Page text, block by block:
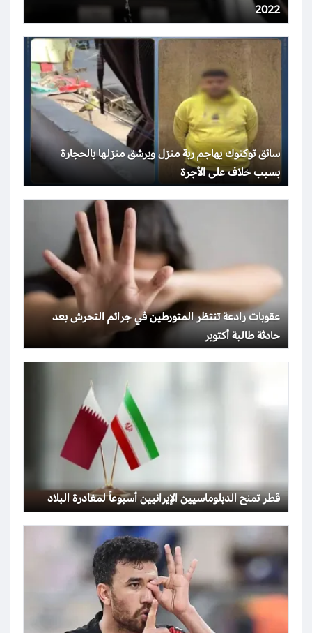
2022
سائق توكتوك يهاجم ربة منزل ويرشق منزلها بالحجارة
بسبب خلاف على الأجرة
عقوبات رادعة تنتظر المتورطين في جرائم التحرش بعد
حادثة طالبة أكتوبر
قطر تمنح الدبلوماسيين الإيرانيين أسبوعاً لمغادرة البلاد